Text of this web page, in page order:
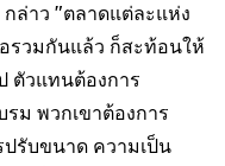
ล่าว "ตลาดแต่ละแห่ง
รวมกันแล้ว ก็สะท้อนให้
ตัวแทนต้องการ
ม พวกเขาต้องการ
รับขนาด ความเป็น